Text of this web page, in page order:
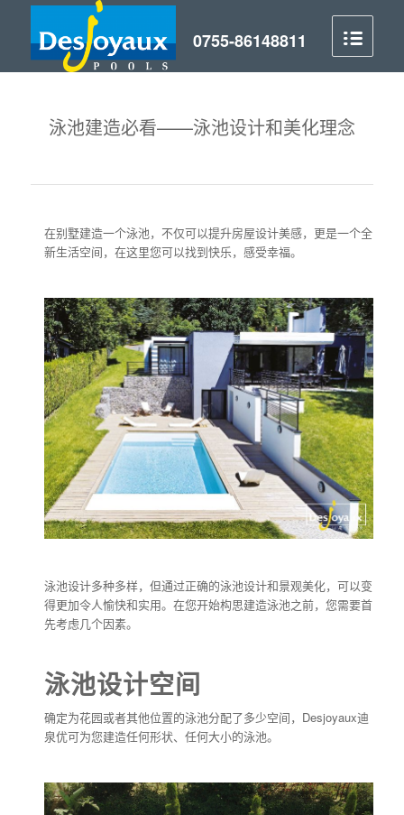
泳池建造必看——泳池设计和美化理念
在别墅建造一个泳池，不仅可以提升房屋设计美感，更是一个全
新生活空间，在这里您可以找到快乐，感受幸福。
泳池设计多种多样，但通过正确的泳池设计和景观美化，可以变
得更加令人愉快和实用。在您开始构思建造泳池之前，您需要首
先考虑几个因素。
泳池设计空间
确定为花园或者其他位置的泳池分配了多少空间，Desjoyaux迪
泉优可为您建造任何形状、任何大小的泳池。